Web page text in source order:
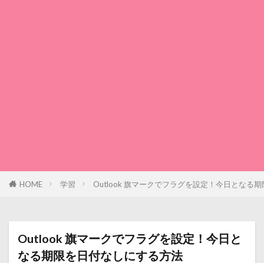
HOME 学習 Outlook 旗マークでフラグを設定！今日となる
Outlook 旗マークでフラグを設定！今日と
なる期限を日付なしにする方法